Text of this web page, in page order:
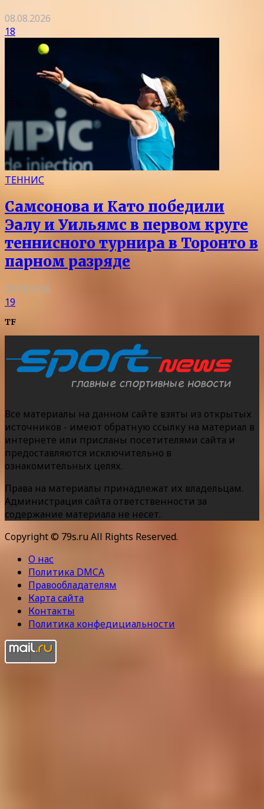
08.08.2026
18
ТЕННИС
Самсонова и Като победили
Эалу и Уильямс в первом круге
теннисного турнира в Торонто в
парном разряде
08.08.2026
19
TF
Все материалы на данном сайте взяты из открытых
источников - имеют обратную ссылку на материал в
интернете или присланы посетителями сайта и
предоставляются исключительно в
ознакомительных целях.
Права на материалы принадлежат их владельцам.
Администрация сайта ответственности за
содержание материала не несет.
Copyright © 79s.ru All Rights Reserved.
О нас
Политика DMCA
Правообладателям
Карта сайта
Контакты
Политика конфедициальности